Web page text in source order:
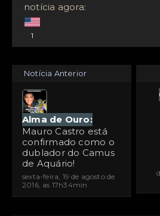
notícia agora:
1
Notícia Anterior
Alma de Ouro:
Mauro Castro está
confirmado como o
dublador do Camus
de Aquário!
sexta-feira, 19 de agosto de
2016, as 17h34min